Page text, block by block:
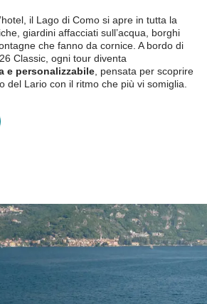
il Lago di Como si apre in tutta la
giardini affacciati sull’acqua, borghi
che fanno da cornice. A bordo di
Classic, ogni tour diventa
e personalizzabile , pensata per scoprire
del Lario con il ritmo che più vi somiglia.